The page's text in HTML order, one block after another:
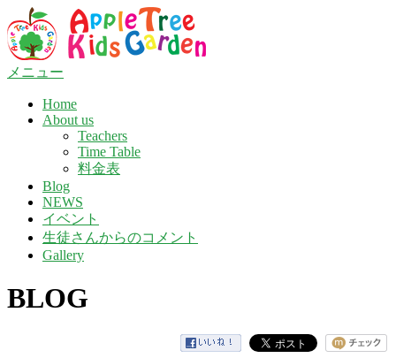
ン
テ
ン
メニュー
Home
About us
Teachers
Time Table
料金表
Blog
NEWS
イベント
生徒さんからのコメント
Gallery
BLOG